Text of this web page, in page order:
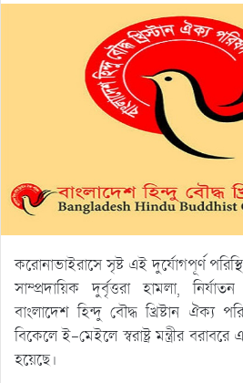
করোনাভাইরাসে সৃষ্ট এই দুর্যোগপূর্ণ
সাম্প্রদায়িক দুর্বৃত্তরা হামলা,
বাংলাদেশ হিন্দু বৌদ্ধ খ্রিষ্টান ঐক্য
বিকেলে ই-মেইলে স্বরাষ্ট্র মন্ত্রীর
হয়েছে।